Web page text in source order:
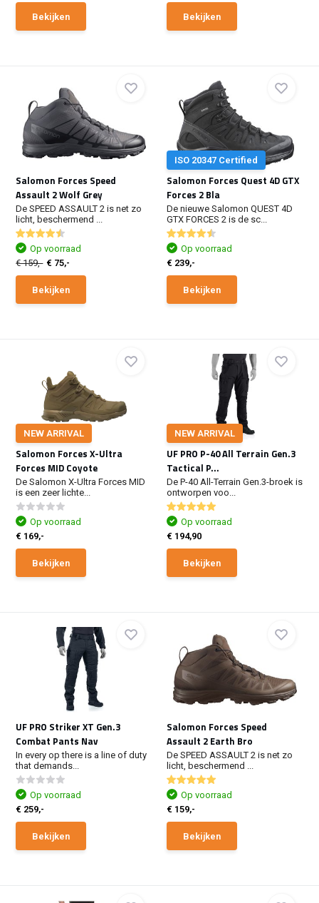
Bekijken Bekijken
Salomon Forces Speed
Assault 2 Wolf Grey
De SPEED ASSAULT 2 is net zo
licht, beschermend ...
Op voorraad
€ 159,- € 75,-
Bekijken
ISO 20347 Certified
Salomon Forces Quest 4D GTX
Forces 2 Bla
De nieuwe Salomon QUEST 4D
GTX FORCES 2 is de sc...
Op voorraad
€ 239,-
Bekijken
NEW ARRIVAL
Salomon Forces X-Ultra
Forces MID Coyote
De Salomon X-Ultra Forces MID
is een zeer lichte...
Op voorraad
€ 169,-
Bekijken
NEW ARRIVAL
UF PRO P-40 All Terrain Gen.3
Tactical P...
De P-40 All-Terrain Gen.3-broek is
ontworpen voo...
Op voorraad
€ 194,90
Bekijken
UF PRO Striker XT Gen.3
Combat Pants Nav
In every op there is a line of duty
that demands...
Op voorraad
€ 259,-
Bekijken
Salomon Forces Speed
Assault 2 Earth Bro
De SPEED ASSAULT 2 is net zo
licht, beschermend ...
Op voorraad
€ 159,-
Bekijken